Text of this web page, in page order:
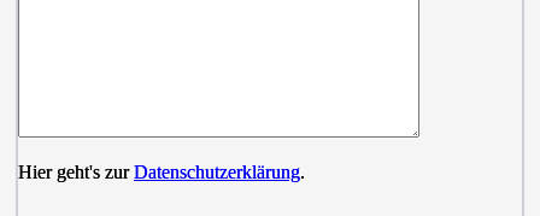
Hier geht's zurDatenschutzerklärung.